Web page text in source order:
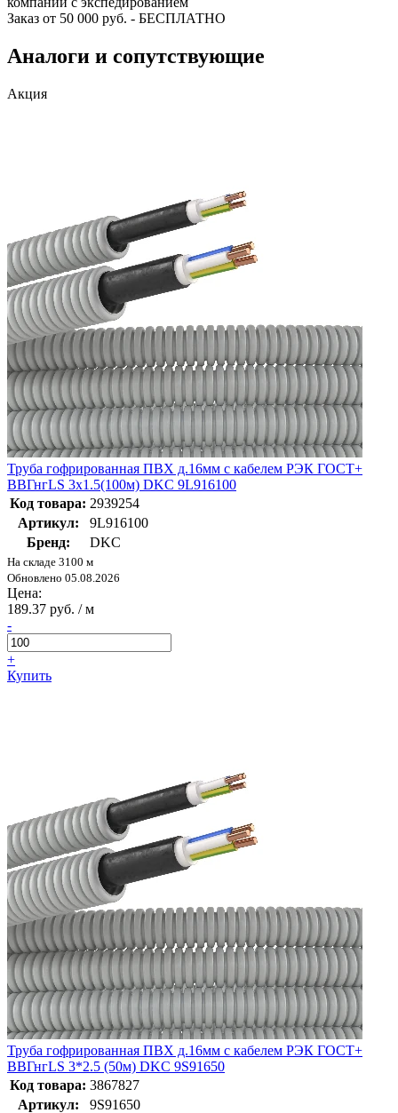
Заказ от 50 000 руб. - БЕСПЛАТНО
Аналоги и сопутствующие
Акция
Труба гофрированная ПВХ д.16мм с кабелем РЭК ГОСТ+
ВВГнгLS 3х1.5(100м) DKC 9L916100
Код товара: 2939254
Артикул:
9L916100
Бренд:
DKC
На складе 3100 м
Обновлено 05.08.2026
Цена:
189.37 руб. / м
-
+
Купить
Труба гофрированная ПВХ д.16мм с кабелем РЭК ГОСТ+
ВВГнгLS 3*2.5 (50м) DKC 9S91650
Код товара: 3867827
Артикул:
9S91650